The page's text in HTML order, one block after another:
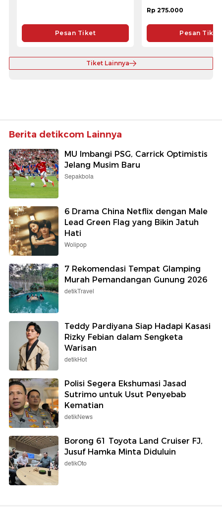
Pesan Tiket
Rp 275.000
Pesan Tiket
Tiket Lainnya
Berita detikcom Lainnya
MU Imbangi PSG, Carrick Optimistis
Jelang Musim Baru
Sepakbola
6 Drama China Netflix dengan Male
Lead Green Flag yang Bikin Jatuh
Hati
Wolipop
7 Rekomendasi Tempat Glamping
Murah Pemandangan Gunung 2026
detikTravel
Teddy Pardiyana Siap Hadapi Kasasi
Rizky Febian dalam Sengketa
Warisan
detikHot
Polisi Segera Ekshumasi Jasad
Sutrimo untuk Usut Penyebab
Kematian
detikNews
Borong 61 Toyota Land Cruiser FJ,
Jusuf Hamka Minta Diduluin
detikOto